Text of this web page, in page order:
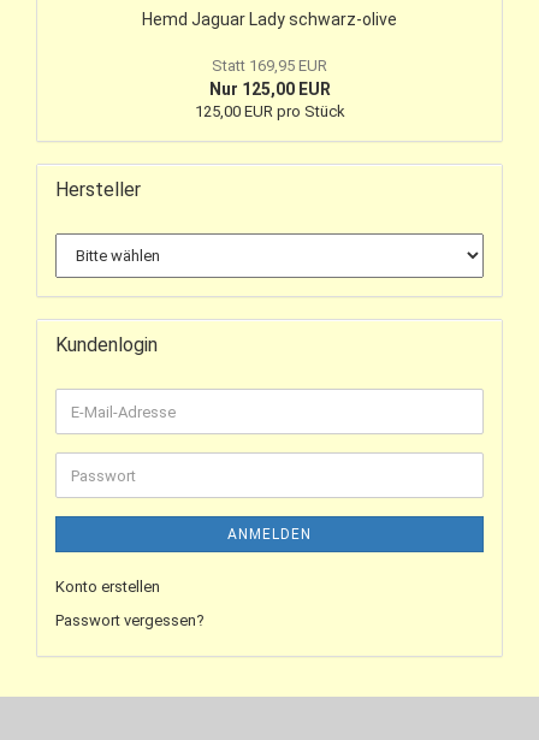
Hemd Jaguar Lady schwarz-olive
Statt 169,95 EUR
Nur 125,00 EUR
125,00 EUR pro Stück
Hersteller
Kundenlogin
ANMELDEN
Konto erstellen
Passwort vergessen?